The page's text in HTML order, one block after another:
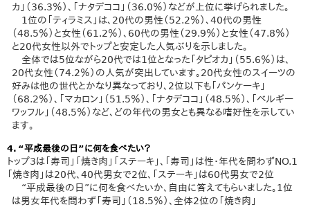
カ」（36.3％）、「ナタデココ」（36.0％）などが上位に挙げられました。
1位の「ティラミス」は、20代の男性（52.2％）、40代の男性
（48.5％）と女性（61.2％）、60代の男性（29.9％）と女性（47.8％）
と20代女性以外でトップと安定した人気ぶりを示しました。
全体では5位ながら20代では1位となった「タピオカ」（55.6％）は、
20代女性（74.2％）の人気が突出しています。20代女性のスイーツの
好みは他の世代とかなり異なっており、2位以下も「パンケーキ」
（68.2％）、「マカロン」（51.5％）、「ナタデココ」（48.5％）、「ベルギー
ワッフル」（48.5％）など、どの年代の男女とも異なる嗜好性を示してい
ます。
4．“平成最後の日”に何を食べたい？
トップ3は「寿司」「焼き肉」「ステーキ」、「寿司」は性・年代を問わずNO.1
「焼き肉」は20代、40代男女で2位、「ステーキ」は60代男女で2位
“平成最後の日”に何を食べたいか、自由に答えてもらいました。1位
は男女年代を問わず「寿司」（18.5％）、全体2位の「焼き肉」